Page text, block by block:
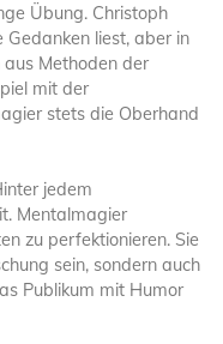
Übung. Christoph
Gedanken liest, aber in
Methoden der
mit der
stets die Oberhand
jedem
Mentalmagier
zu perfektionieren. Sie
sein, sondern auch
Publikum mit Humor